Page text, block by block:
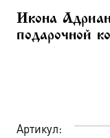
Икона
подарочной
Артикул: